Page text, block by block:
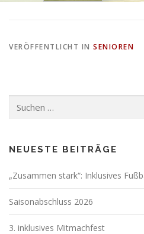
VERÖFFENTLICHT IN SENIOREN
nach:
NEUESTE BEITRÄGE
„Zusammen stark“: Inklusives
Saisonabschluss 2026
3. inklusives Mitmachfest